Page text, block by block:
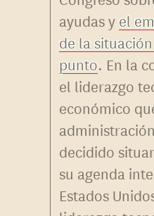
ayudas yel
de la
punto. En la
el liderazgo
económico
decidido
su agenda
Estados